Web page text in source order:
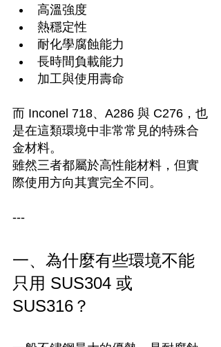
高溫強度
熱穩定性
耐化學腐蝕能力
長時間負載能力
加工與使用壽命
而 Inconel 718、A286 與 C276，也
是在這類環境中非常常見的特殊合
金材料。
雖然三者都屬於高性能材料，但實
際使用方向其實完全不同。
---
一、為什麼有些環境不能
只用 SUS304 或
SUS316？